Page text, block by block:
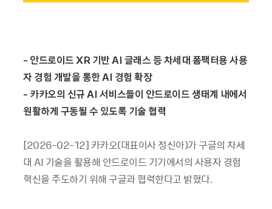
- 안드로이드 XR 기반 AI 글래스 등 차세대 폼팩터용 사용
자 경험 개발을 통한 AI 경험 확장
- 카카오의 신규 AI 서비스들이 안드로이드 생태계 내에서
원활하게 구동될 수 있도록 기술 협력
[2026-02-12] 카카오(대표이사 정신아)가 구글의 차세
대 AI 기술을 활용해 안드로이드 기기에서의 사용자 경험
혁신을 주도하기 위해 구글과 협력한다고 밝혔다.